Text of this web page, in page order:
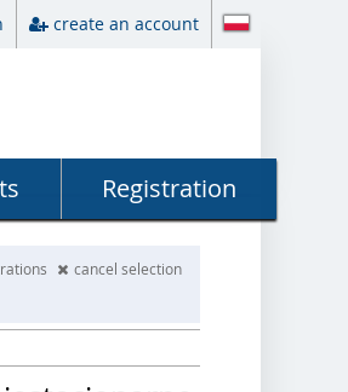
create an account
Registration
cancel selection